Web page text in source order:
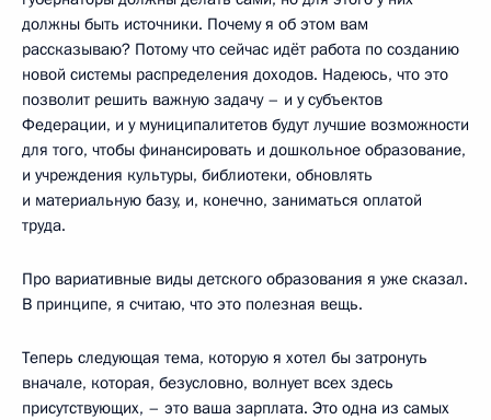
должны быть источники. Почему я об этом вам
рассказываю? Потому что сейчас идёт работа по созданию
новой системы распределения доходов. Надеюсь, что это
позволит решить важную задачу – и у субъектов
Федерации, и у муниципалитетов будут лучшие возможности
для того, чтобы финансировать и дошкольное образование,
и учреждения культуры, библиотеки, обновлять
и материальную базу, и, конечно, заниматься оплатой
труда.
Про вариативные виды детского образования я уже сказал.
В принципе, я считаю, что это полезная вещь.
Теперь следующая тема, которую я хотел бы затронуть
вначале, которая, безусловно, волнует всех здесь
присутствующих, – это ваша зарплата. Это одна из самых